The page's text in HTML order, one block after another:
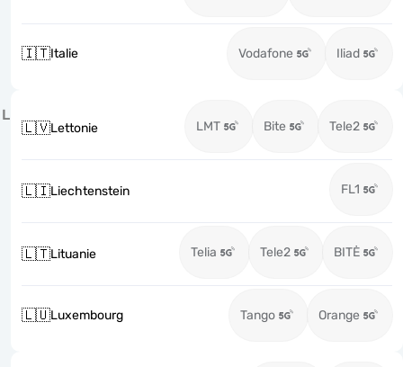
🇮🇹Italie Vodafone Iliad
L
🇱🇻Lettonie LMT Bite Tele2
🇱🇮Liechtenstein FL1
🇱🇹Lituanie Telia Tele2 BITĖ
🇱🇺Luxembourg Tango Orange